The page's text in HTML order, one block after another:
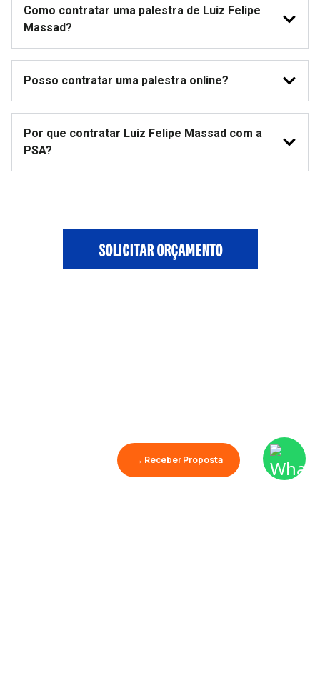
Como contratar uma palestra de Luiz Felipe
Massad?
Posso contratar uma palestra online?
Por que contratar Luiz Felipe Massad com a
PSA?
SOLICITAR ORÇAMENTO
→ Receber Proposta